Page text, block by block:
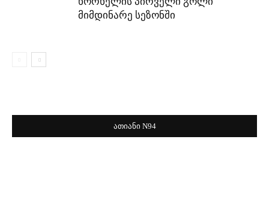
მიმდინარე სეზონში
ათიანი N94